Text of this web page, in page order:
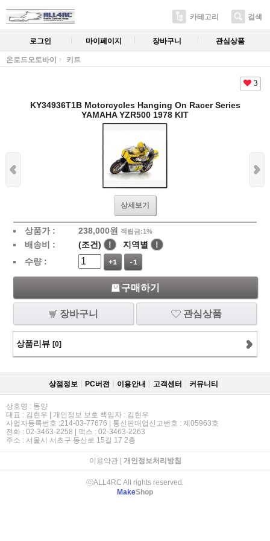
카테고리 검색
로그인 마이페이지 장바구니 관심상품
온로드오토바이 키트
3
KY34936T1B Motorcycles Hanging On Racer Series
YAMAHA YZR500 1978 KIT
상세보기
상품가 : 238,000원 적립금:1%
배송비 : (조건) ! 지역별
!
수량 :
+1 -1
구매하기
장바구니 관심상품
상품리뷰 [0]
상점정보 PC버젼 이용안내 고객센터 커뮤니티
상호명 : 동양
대표 : 김현우 | 개인정보 보호 책임자 : 김현우
사업자등록번호 :214-03-77676 | 통신판매업신고번호 : 제05963호
전화 : 02-3463-2258 | 팩스 : 02-3463-2263
주소 : 서울시 서초구 동산로 15길 17 2층
이용약관| 개인정보처리방침
ⓒALL4RC All rights reserved.
MakeShop